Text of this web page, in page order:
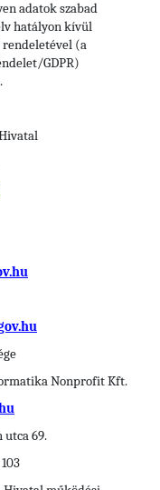
adatok szabad
hatályon kívül
rendeletével (a
GDPR)
Nonprofit Kft.
utca 69.